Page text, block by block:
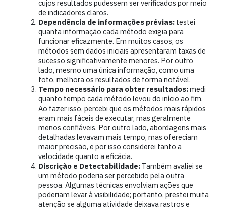
cujos resultados pudessem ser verificados por meio
de indicadores claros.
Dependência de informações prévias:testei
quanta informação cada método exigia para
funcionar eficazmente. Em muitos casos, os
métodos sem dados iniciais apresentaram taxas de
sucesso significativamente menores. Por outro
lado, mesmo uma única informação, como uma
foto, melhora os resultados de forma notável.
Tempo necessário para obter resultados:medi
quanto tempo cada método levou do início ao fim.
Ao fazer isso, percebi que os métodos mais rápidos
eram mais fáceis de executar, mas geralmente
menos confiáveis. Por outro lado, abordagens mais
detalhadas levavam mais tempo, mas ofereciam
maior precisão, e por isso considerei tanto a
velocidade quanto a eficácia.
Discrição e Detectabilidade:Também avaliei se
um método poderia ser percebido pela outra
pessoa. Algumas técnicas envolviam ações que
poderiam levar à visibilidade; portanto, prestei muita
atenção se alguma atividade deixava rastros e